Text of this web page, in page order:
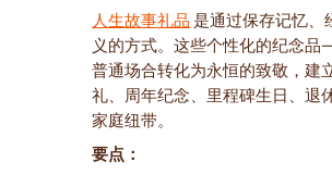
人生故事礼品 是通过保存记忆、
义的方式。这些个性化的纪念
普通场合转化为永恒的致敬，建
礼、周年纪念、里程碑生日、退
家庭纽带。
要点：